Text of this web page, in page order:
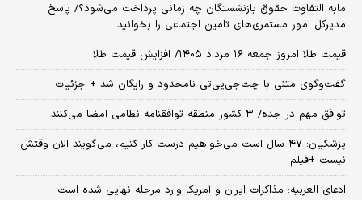
مابه التفاوت حقوق بازنشستگان چه زمانی پرداخت می‌شود؟/ پاسخ
مدیرکل امور مستمری‌های تامین اجتماعی را بخوانید
قیمت طلا امروز جمعه ۱۶ مرداد ۱۴۰۵/ افزایش قیمت طلا
گفت‌وگوی متنی با چت‌جی‌پی‌تی نامحدود و رایگان شد + جزئیات
توافق مهم در جده/ ۳ کشور منطقه توافقنامه نظامی امضا می‌کنند
پزشکیان: ۴۷ سال است می‌خواهیم درست کار کنیم، می‌گویند الان وقتش
نیست +فیلم
ادعای العربیه: مذاکرات ایران و آمریکا وارد مرحله نهایی شده است